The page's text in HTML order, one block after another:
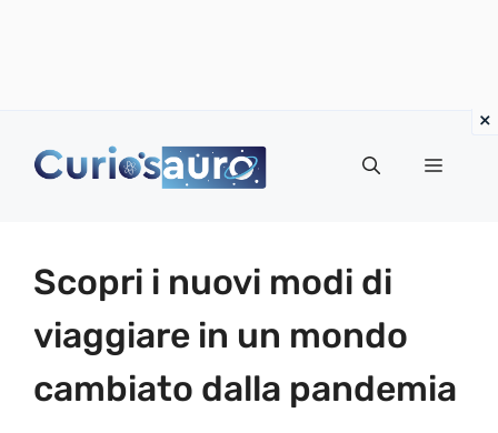
Menu
Scopri i nuovi modi di
viaggiare in un mondo
cambiato dalla pandemia